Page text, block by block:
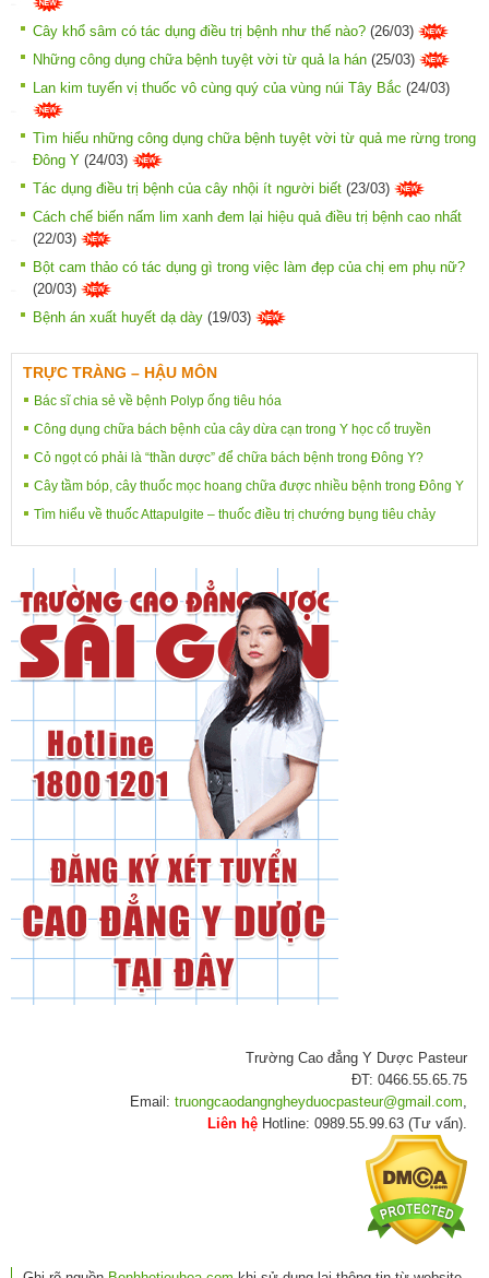
Cây khổ sâm có tác dụng điều trị bệnh như thế nào? (26/03)
Những công dụng chữa bệnh tuyệt vời từ quả la hán (25/03)
Lan kim tuyến vị thuốc vô cùng quý của vùng núi Tây Bắc (24/03)
Tìm hiểu những công dụng chữa bệnh tuyệt vời từ quả me rừng trong
Đông Y (24/03)
Tác dụng điều trị bệnh của cây nhội ít người biết (23/03)
Cách chế biến nấm lim xanh đem lại hiệu quả điều trị bệnh cao nhất
(22/03)
Bột cam thảo có tác dụng gì trong việc làm đẹp của chị em phụ nữ?
(20/03)
Bệnh án xuất huyết dạ dày (19/03)
TRỰC TRÀNG – HẬU MÔN
Bác sĩ chia sẻ về bệnh Polyp ống tiêu hóa
Công dụng chữa bách bệnh của cây dừa cạn trong Y học cổ truyền
Cỏ ngọt có phải là “thần dược” để chữa bách bệnh trong Đông Y?
Cây tầm bóp, cây thuốc mọc hoang chữa được nhiều bệnh trong Đông Y
Tìm hiểu về thuốc Attapulgite – thuốc điều trị chướng bụng tiêu chảy
Trường Cao đẳng Y Dược Pasteur
ĐT: 0466.55.65.75
Email: truongcaodangngheyduocpasteur@gmail.com
Liên hệ Hotline: 0989.55.99.63 (Tư vấn).